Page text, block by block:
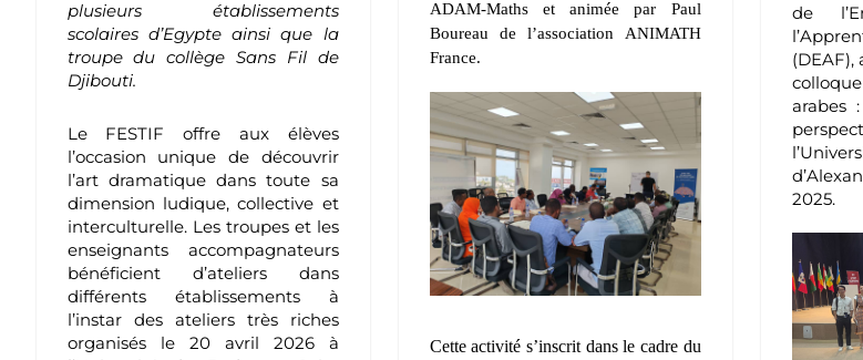
plusieurs établissements
scolaires d’Egypte ainsi que la
troupe du collège Sans Fil de
Djibouti.
Le FESTIF offre aux élèves
l’occasion unique de découvrir
l’art dramatique dans toute sa
dimension ludique, collective et
interculturelle. Les troupes et les
enseignants accompagnateurs
bénéficient d’ateliers dans
différents établissements à
l’instar des ateliers très riches
organisés le 20 avril 2026 à
ADAM-Maths et animée par Paul
Boureau de l’association ANIMATH
France.
Cette activité s’inscrit dans le cadre du
de
arabes
2025.